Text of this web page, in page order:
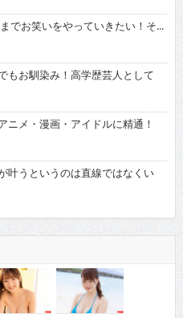
でお笑いをやっていきたい！そ...
お馴染み！高学歴芸人として
メ・漫画・アイドルに精通！
うというのは直線ではなくい